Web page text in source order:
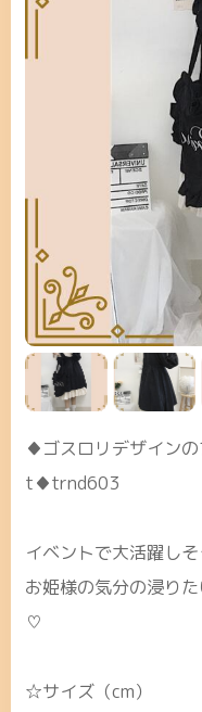
♦ゴスロリデザイン
t♦trnd603
イベントで大活躍し
お姫様の気分の浸り
♡
☆サイズ（cm）